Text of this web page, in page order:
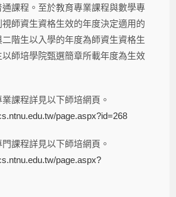
課程。至於教育專業課程與數學專
視師資生資格生效的年度決定適用的
階生以入學的年度為師資生資格生
師培學院甄選簡章所載年度為生效
課程詳見以下師培網頁。
page.aspx?id=268
課程詳見以下師培網頁。
page.aspx?